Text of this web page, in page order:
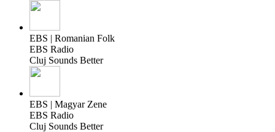
EBS | Romanian Folk
EBS Radio
Cluj Sounds Better
EBS | Magyar Zene
EBS Radio
Cluj Sounds Better